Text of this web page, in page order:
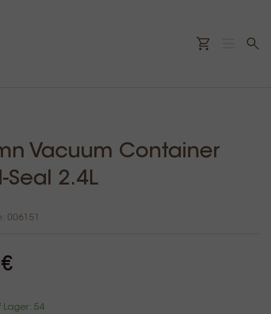
Vacuum Container
Seal 2.4L
006151
Lager: 54